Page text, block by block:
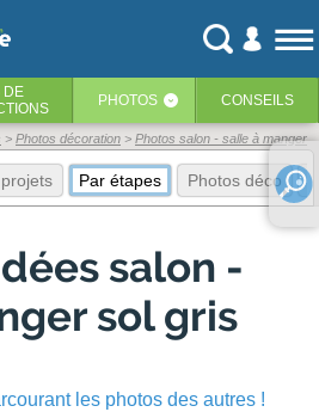
DE
PHOTOS ‹ CONSEILS
Photos décoration Photos salon - salle à manger
Par étapes Photos déco
salon -
sol gris
les photos des autres !